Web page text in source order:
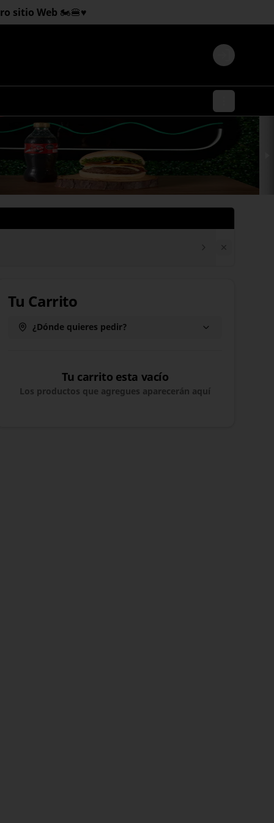
sitio Web 🏍️🍔♥️
Login
Tu Carrito
¿Dónde quieres pedir?
Tu carrito esta vacío
Los productos que agregues aparecerán aquí